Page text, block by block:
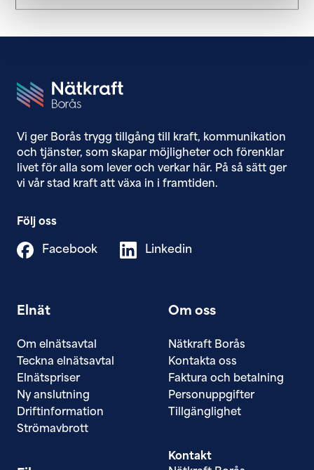
Vi ger Borås trygg tillgång till ​kraft, kommunikation
och tjänster, som skapar möjligheter och förenklar
livet för alla som lever och verkar här. På så sätt ger
vi vår stad kraft att växa in i framtiden.
Följ oss
Facebook Linkedin
Elnät
Om elnätsavtal
Teckna elnätsavtal
Elnätspriser
Ny anslutning
Driftinformation
Strömavbrott
Om oss
Nätkraft Borås
Kontakta oss
Faktura och betalning
Personuppgifter
Tillgänglighet
Kontakt